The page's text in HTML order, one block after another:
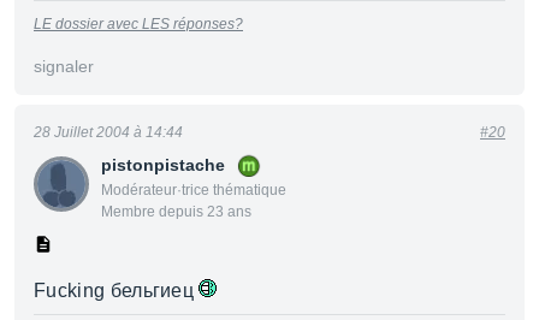
LE dossier avec LES réponses?
signaler
pistonpistache
Modérateur·trice thématique
Membre depuis 23 ans
28 Juillet 2004 à 14:44 #20
Fucking бельгиец